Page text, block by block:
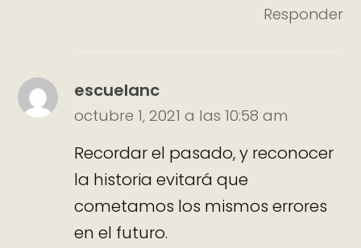
Responder
escuelanc
octubre 1, 2021 a las 10:58 am
Recordar el pasado, y reconocer
la historia evitará que
cometamos los mismos errores
en el futuro.